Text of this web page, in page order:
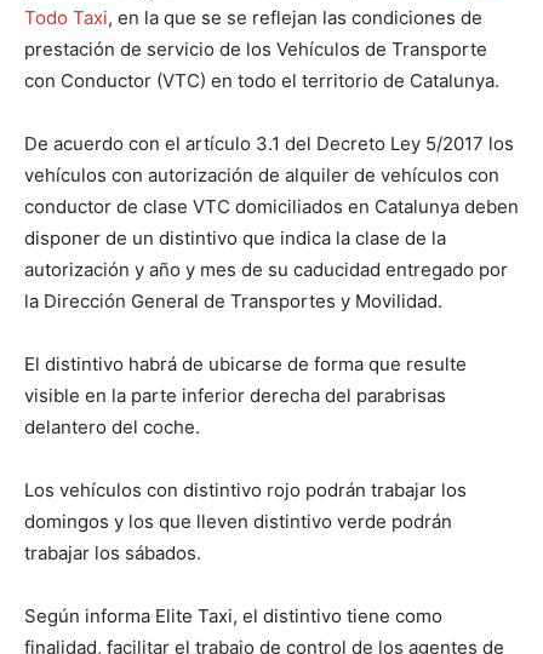
Todo Taxi, en la que se se reflejan las condiciones de
prestación de servicio de los Vehículos de Transporte
con Conductor (VTC) en todo el territorio de Catalunya.
De acuerdo con el artículo 3.1 del Decreto Ley 5/2017 los
vehículos con autorización de alquiler de vehículos con
conductor de clase VTC domiciliados en Catalunya deben
disponer de un distintivo que indica la clase de la
autorización y año y mes de su caducidad entregado por
la Dirección General de Transportes y Movilidad.
El distintivo habrá de ubicarse de forma que resulte
visible en la parte inferior derecha del parabrisas
delantero del coche.
Los vehículos con distintivo rojo podrán trabajar los
domingos y los que lleven distintivo verde podrán
trabajar los sábados.
Según informa Elite Taxi, el distintivo tiene como
finalidad, facilitar el trabajo de control de los agentes de